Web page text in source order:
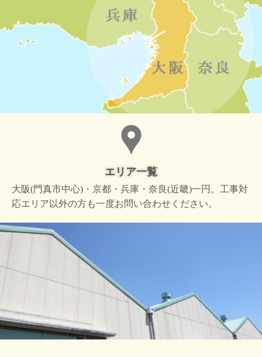
エリア一覧
大阪(門真市中心)・京都・兵庫・奈良(近畿)一円。工事対
応エリア以外の方も一度お問い合わせください。